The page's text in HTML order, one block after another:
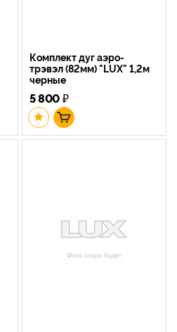
Комплект дуг аэро-
трэвэл (82мм) "LUX" 1,2м
черные
5 800₽